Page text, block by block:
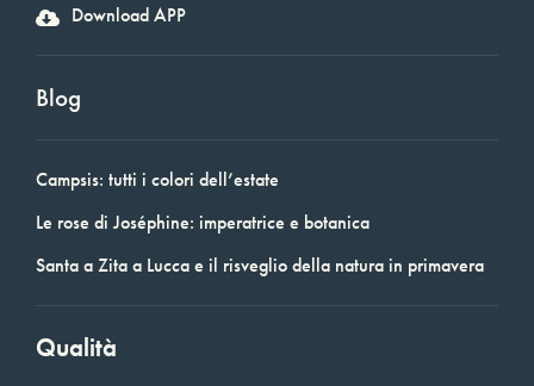
Download APP
Blog
Campsis: tutti i colori dell’estate
Le rose di Joséphine: imperatrice e botanica
Santa a Zita a Lucca e il risveglio della natura in primavera
Qualità